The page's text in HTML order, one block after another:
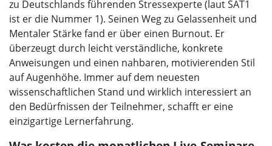
zu Deutschlands führenden Stressexperte (laut SAT1
ist er die Nummer 1). Seinen Weg zu Gelassenheit und
Mentaler Stärke fand er über einen Burnout. Er
überzeugt durch leicht verständliche, konkrete
Anweisungen und einen nahbaren, motivierenden Stil
auf Augenhöhe. Immer auf dem neuesten
wissenschaftlichen Stand und wirklich interessiert an
den Bedürfnissen der Teilnehmer, schafft er eine
einzigartige Lernerfahrung.